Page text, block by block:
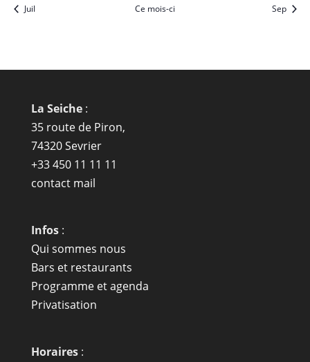
Juil Ce mois-ci Sep
La Seiche:
35 route de Piron,
74320 Sevrier
+33 450 11 11 11
contact mail
Infos:
Qui sommes nous
Bars et restaurants
Programme et agenda
Privatisation
Horaires: